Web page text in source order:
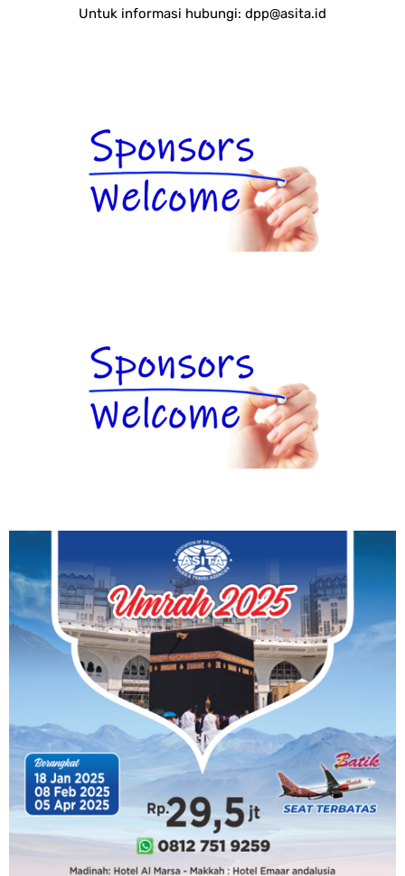
Untuk informasi hubungi: dpp@asita.id